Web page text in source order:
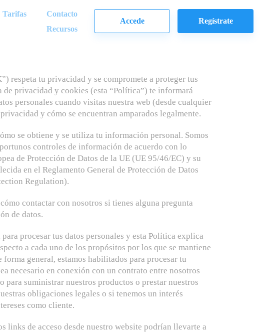
Tarifas
Contacto
Recursos
Accede Regístrate
respeta tu privacidad y se compromete a proteger tus
de privacidad y cookies (esta “Política”) te informará
personales cuando visitas nuestra web (desde cualquier
y cómo se encuentran amparados legalmente.
se obtiene y se utiliza tu información personal. Somos
controles de información de acuerdo con lo
de Protección de Datos de la UE (UE 95/46/EC) y su
en el Reglamento General de Protección de Datos
Regulation).
contactar con nosotros si tienes alguna pregunta
de datos.
procesar tus datos personales y esta Política explica
a cada uno de los propósitos por los que se mantiene
general, estamos habilitados para procesar tu
necesario en conexión con un contrato entre nosotros
para suministrar nuestros productos o prestar nuestros
obligaciones legales o si tenemos un interés
como cliente.
links de acceso desde nuestro website podrían llevarte a